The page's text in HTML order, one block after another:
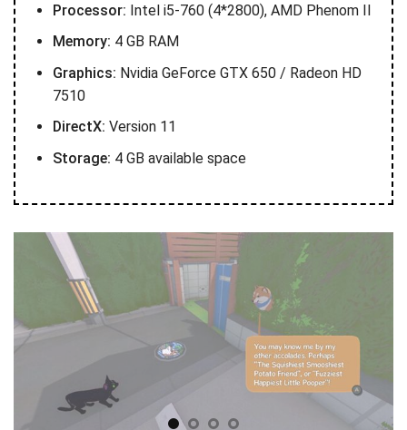
Processor: Intel i5-760 (4*2800), AMD Phenom II
Memory: 4 GB RAM
Graphics: Nvidia GeForce GTX 650 / Radeon HD
7510
DirectX: Version 11
Storage: 4 GB available space